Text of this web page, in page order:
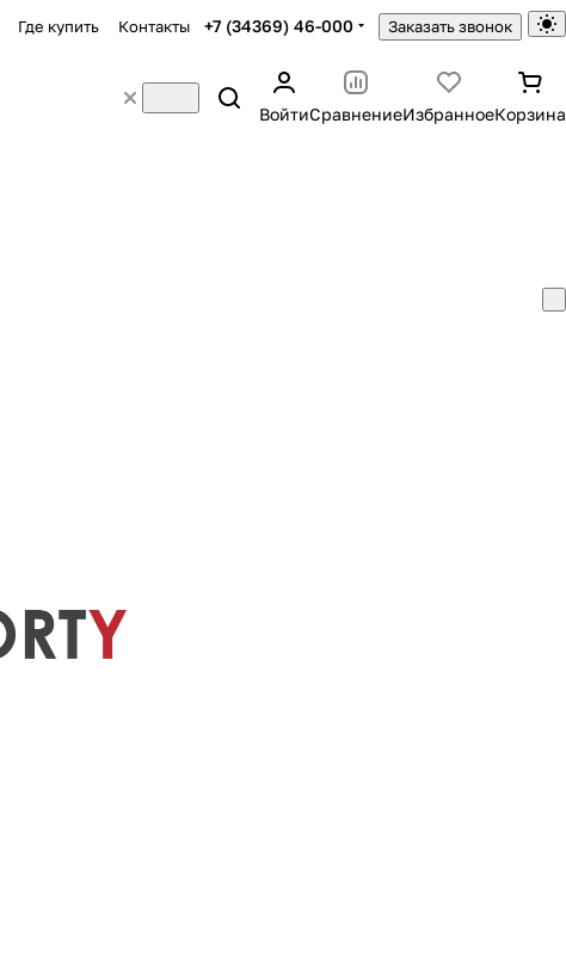
Где купить Контакты +7 (34369) 46-000 Заказать звонок
ВойтиСравнениеИзбранноеКорзина